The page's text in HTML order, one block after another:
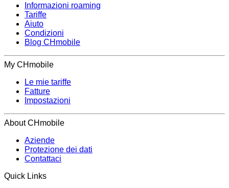
Informazioni roaming
Tariffe
Aiuto
Condizioni
Blog CHmobile
My CHmobile
Le mie tariffe
Fatture
Impostazioni
About CHmobile
Aziende
Protezione dei dati
Contattaci
Quick Links